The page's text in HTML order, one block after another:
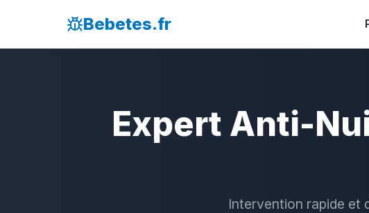
Bebetes.fr
Expert Anti-
Intervention rapide et